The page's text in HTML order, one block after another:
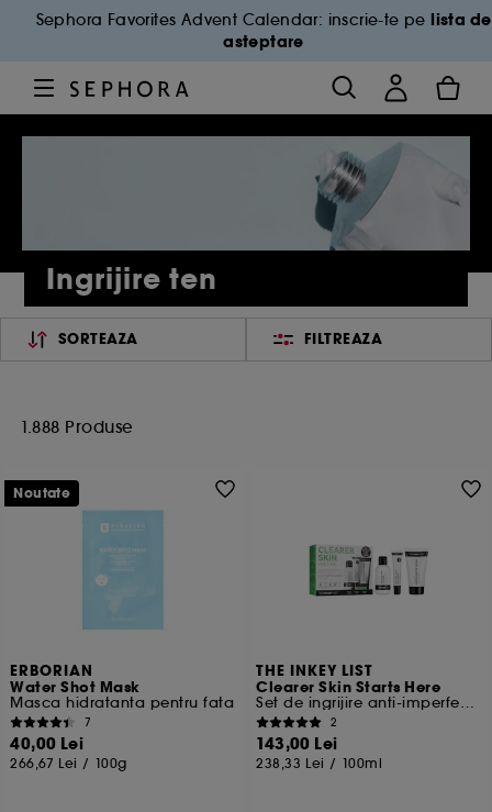
Sephora Favorites Advent Calendar: inscrie-te pe lista de
asteptare
Ingrijire ten
SORTEAZA FILTREAZA
1.888 Produse
ERBORIAN
Water Shot Mask
Masca hidratanta pentru fata
7
40,00 Lei
266,67 Lei / 100g
Noutate
THE INKEY LIST
Clearer Skin Starts Here
Set de ingrijire anti-imperfectiuni
2
143,00 Lei
238,33 Lei / 100ml